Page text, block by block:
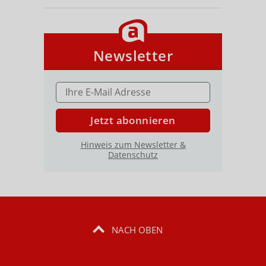
Newsletter
E-MAIL ADRESSE
Jetzt abonnieren
Hinweis zum Newsletter &
Datenschutz
NACH OBEN